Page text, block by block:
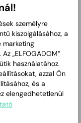
szakvizsga
személyre
kiszolgálásához, a
marketing
„ELFOGADOM”
használatához.
azzal Ön
és a
elengedhetetlenül